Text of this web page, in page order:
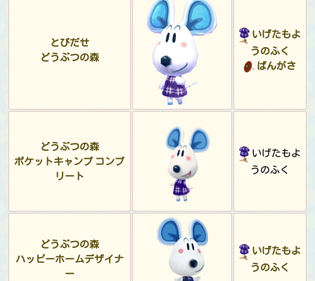
とびだせ
どうぶつの森
いげたもよ
うのふく
ばんがさ
どうぶつの森
ポケットキャンプ コンプ
リート
いげたもよ
うのふく
どうぶつの森
ハッピーホームデザイナ
ー
いげたもよ
うのふく